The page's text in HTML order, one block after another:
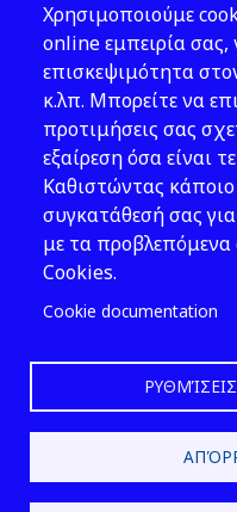
Address: 143
T:
e:
Χρησιμοποιούμε
online εμπειρία
επισκεψιμότητα
κ.λπ. Μπορείτε να
προτιμήσεις σας
εξαίρεση όσα είναι
Καθιστώντας κάποιο
συγκατάθεσή σας
με τα προβλεπόμενα
Cookies.
Cookie documentation
ΡΥΘΜΊΣΕΙΣ
2026
Design